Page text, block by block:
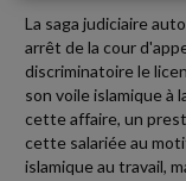
La saga judiciaire
arrêt de la cour
discriminatoire le
son voile islamique à
cette affaire, un
cette salariée au
islamique au travail,